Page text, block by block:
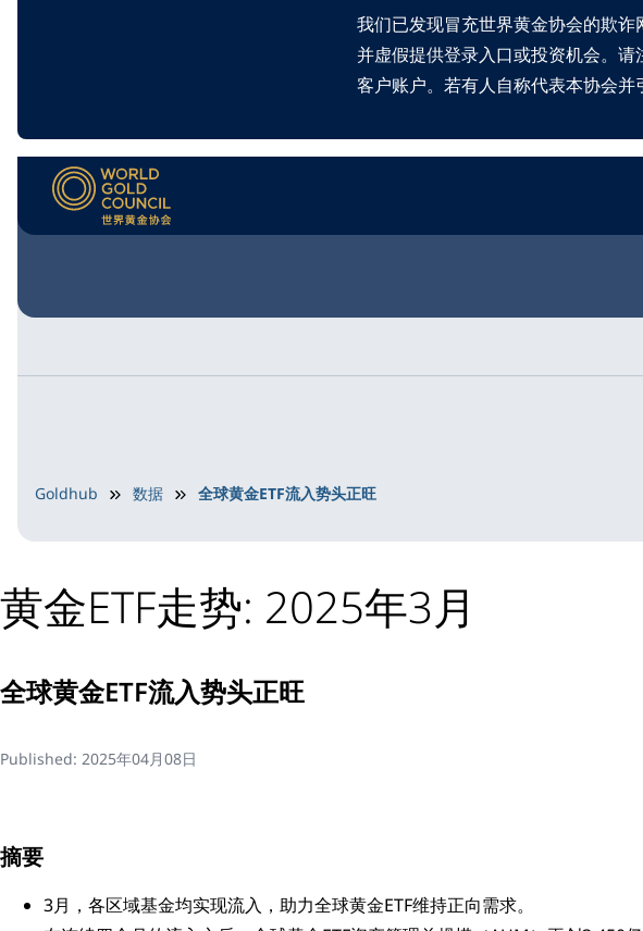
我们已发现冒充世界黄金协会的欺
并虚假提供登录入口或投资机会。
客户账户。若有人自称代表本协会
Goldhub 数据 全球黄金ETF流入势头正旺
黄金ETF走势: 2025年3月
全球黄金ETF流入势头正旺
Published: 2025年04月08日
摘要
3月，各区域基金均实现流入，助力全球黄金ETF维持正向需求。